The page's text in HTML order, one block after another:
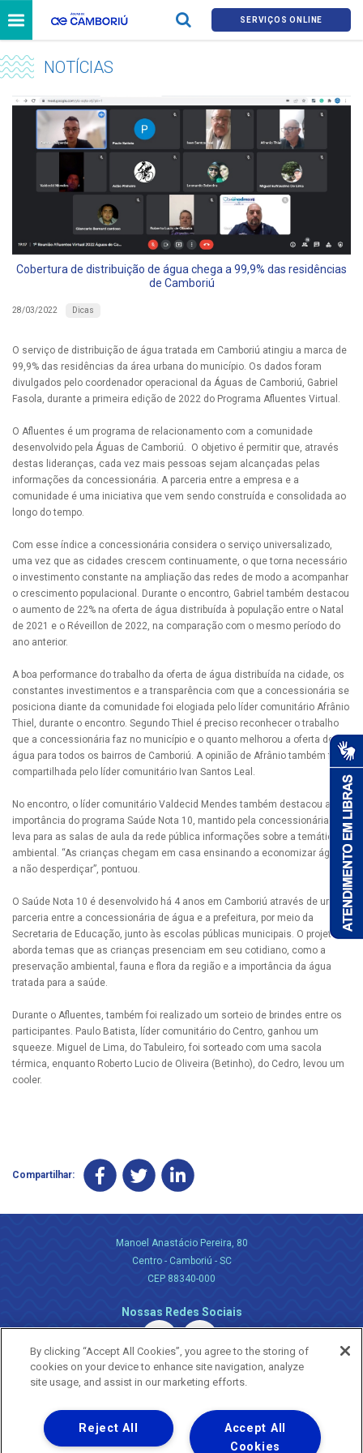
SERVIÇOS ONLINE
NOTÍCIAS
Cobertura de distribuição de água chega a 99,9% das residências
de Camboriú
28/03/2022 Dicas
O serviço de distribuição de água tratada em Camboriú atingiu a marca de
99,9% das residências da área urbana do município. Os dados foram
divulgados pelo coordenador operacional da Águas de Camboriú, Gabriel
Fasola, durante a primeira edição de 2022 do Programa Afluentes Virtual.
O Afluentes é um programa de relacionamento com a comunidade
desenvolvido pela Águas de Camboriú. O objetivo é permitir que, através
destas lideranças, cada vez mais pessoas sejam alcançadas pelas
informações da concessionária. A parceria entre a empresa e a
comunidade é uma iniciativa que vem sendo construída e consolidada ao
longo do tempo.
Com esse índice a concessionária considera o serviço universalizado,
uma vez que as cidades crescem continuamente, o que torna necessário
o investimento constante na ampliação das redes de modo a acompanhar
o crescimento populacional. Durante o encontro, Gabriel também destacou
o aumento de 22% na oferta de água distribuída à população entre o Natal
de 2021 e o Réveillon de 2022, na comparação com o mesmo período do
ano anterior.
A boa performance do trabalho da oferta de água distribuída na cidade, os
constantes investimentos e a transparência com que a concessionária se
posiciona diante da comunidade foi elogiada pelo líder comunitário Afrânio
Thiel, durante o encontro. Segundo Thiel é preciso reconhecer o trabalho
que a concessionária faz no município e o quanto melhorou a oferta de
água para todos os bairros de Camboriú. A opinião de Afrânio também foi
compartilhada pelo líder comunitário Ivan Santos Leal.
No encontro, o líder comunitário Valdecid Mendes também destacou a
importância do programa Saúde Nota 10, mantido pela concessionária que
leva para as salas de aula da rede pública informações sobre a temática
ambiental. “As crianças chegam em casa ensinando a economizar água e
a não desperdiçar”, pontuou.
O Saúde Nota 10 é desenvolvido há 4 anos em Camboriú através de uma
parceria entre a concessionária de água e a prefeitura, por meio da
Secretaria de Educação, junto às escolas públicas municipais. O projeto
aborda temas que as crianças presenciam em seu cotidiano, como a
preservação ambiental, fauna e flora da região e a importância da água
tratada para a saúde.
Durante o Afluentes, também foi realizado um sorteio de brindes entre os
participantes. Paulo Batista, líder comunitário do Centro, ganhou um
squeeze. Miguel de Lima, do Tabuleiro, foi sorteado com uma sacola
térmica, enquanto Roberto Lucio de Oliveira (Betinho), do Cedro, levou um
cooler.
Compartilhar:
Manoel Anastácio Pereira, 80
Centro - Camboriú - SC
CEP 88340-000
Nossas Redes Sociais
Uma empresa
Copyright ® 2026 - Todos os Direitos Reservados.
By clicking “Accept All Cookies”, you agree to the storing of
cookies on your device to enhance site navigation, analyze
site usage, and assist in our marketing efforts.
Accept All
Cookies
Reject All